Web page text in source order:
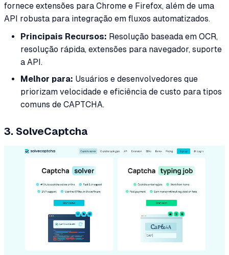
fornece extensões para Chrome e Firefox, além de uma
API robusta para integração em fluxos automatizados.
Principais Recursos: Resolução baseada em OCR,
resolução rápida, extensões para navegador, suporte
a API.
Melhor para: Usuários e desenvolvedores que
priorizam velocidade e eficiência de custo para tipos
comuns de CAPTCHA.
3. SolveCaptcha